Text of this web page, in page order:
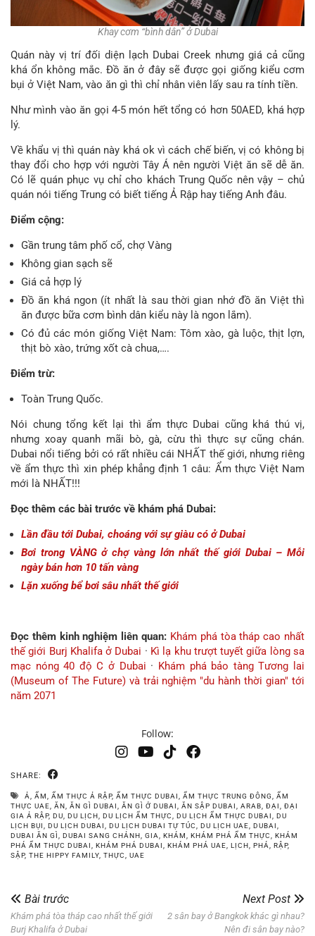
Khay cơm “bình dân” ở Dubai
Quán này vị trí đối diện lạch Dubai Creek nhưng giá cả cũng
khá ổn không mắc. Đồ ăn ở đây sẽ được gọi giống kiểu cơm
bụi ở Việt Nam, vào ăn gì thì chỉ nhân viên lấy sau ra tính tiền.
Như mình vào ăn gọi 4-5 món hết tổng có hơn 50AED, khá hợp
lý.
Về khẩu vị thì quán này khá ok vì cách chế biến, vị có không bị
thay đổi cho hợp với người Tây Á nên người Việt ăn sẽ dễ ăn.
Có lẽ quán phục vụ chỉ cho khách Trung Quốc nên vậy – chủ
quán nói tiếng Trung có biết tiếng Ả Rập hay tiếng Anh đâu.
Điểm cộng:
Gần trung tâm phố cổ, chợ Vàng
Không gian sạch sẽ
Giá cả hợp lý
Đồ ăn khá ngon (ít nhất là sau thời gian nhớ đồ ăn Việt thì
ăn được bữa cơm bình dân kiểu này là ngon lắm).
Có đủ các món giống Việt Nam: Tôm xào, gà luộc, thịt lợn,
thịt bò xào, trứng xốt cà chua,….
Điểm trừ:
Toàn Trung Quốc.
Nói chung tổng kết lại thì ẩm thực Dubai cũng khá thú vị,
nhưng xoay quanh mãi bò, gà, cừu thì thực sự cũng chán.
Dubai nổi tiếng bởi có rất nhiều cái NHẤT thế giới, nhưng riêng
về ẩm thực thì xin phép khẳng định 1 câu: Ẩm thực Việt Nam
mới là NHẤT!!!
Đọc thêm các bài trước về khám phá Dubai:
Lần đầu tới Dubai, choáng với sự giàu có ở Dubai
Bơi trong VÀNG ở chợ vàng lớn nhất thế giới Dubai – Mỗi
ngày bán hơn 10 tấn vàng
Lặn xuống bể bơi sâu nhất thế giới
Đọc thêm kinh nghiệm liên quan: Khám phá tòa tháp cao nhất
thế giới Burj Khalifa ở Dubai · Kì lạ khu trượt tuyết giữa lòng sa
mạc nóng 40 độ C ở Dubai · Khám phá bảo tàng Tương lai
(Museum of The Future) và trải nghiệm "du hành thời gian" tới
năm 2071
Follow:
SHARE:
Ả ẨM ẨM THỰC Ả RẬP, ẨM THỰC DUBAI ẨM THỰC TRUNG ĐÔNG
ẨM
THỰC UAE
ĂN ĂN GÌ DUBAI ĂN GÌ Ở DUBAI ĂN SẬP DUBAI ARAB ĐẠI
ĐẠI
GIA Ả RẬP, DU DU LỊCH DU LỊCH ẨM THỰC DU LỊCH ẨM THỰC DUBAI
DU
LỊCH BỤI
DU LỊCH DUBAI DU LỊCH DUBAI TỰ TÚC DU LỊCH UAE DUBAI
DUBAI ĂN GÌ
DUBAI SANG CHẢNH GIA KHÁM KHÁM PHÁ ẨM THỰC
KHÁM
PHÁ ẨM THỰC DUBAI
KHÁM PHÁ DUBAI KHÁM PHÁ UAE LỊCH PHÁ RẬP,
SẬP, THE HIPPY FAMILY THỰC UAE
Bài trước
Khám phá tòa tháp cao nhất thế giới
Burj Khalifa ở Dubai
Next Post
2 sân bay ở Bangkok khác gì nhau?
Nên đi sân bay nào?